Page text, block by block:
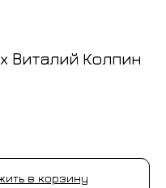
Виталий Колпин
в корзину